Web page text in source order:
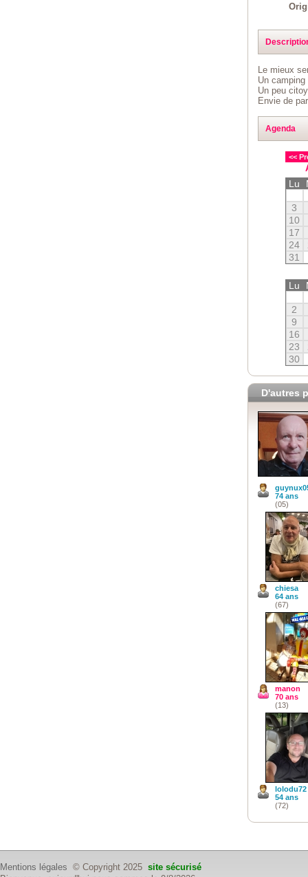
Le mieux
Un
Un peu
Envie de
Agenda
<<
Lu
3
10
17
24
31
Lu
2
9
16
23
30
D'autres
74 ans
(05)
chiesa
64 ans
(67)
manon
70 ans
(13)
lolodu72
54 ans
(72)
Mentions légales © Copyright 2025 site sécurisé